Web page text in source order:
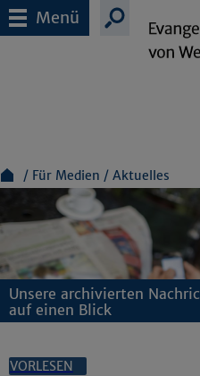
Menü
Für Medien Aktuelles
Unsere archivierten
auf einen Blick
VORLESEN